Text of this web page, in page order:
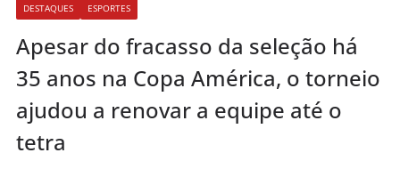
DESTAQUES ESPORTES
Apesar do fracasso da seleção há
35 anos na Copa América, o torneio
ajudou a renovar a equipe até o
tetra